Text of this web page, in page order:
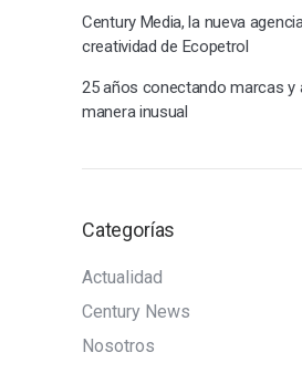
Century Media, la nueva
creatividad de Ecopetrol
25 años conectando marcas y
manera inusual
Categorías
Actualidad
Century News
Nosotros